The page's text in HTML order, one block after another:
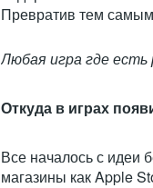
Превратив тем
Любая игра где есть
Откуда в играх
Все началось с идеи
магазины как Apple